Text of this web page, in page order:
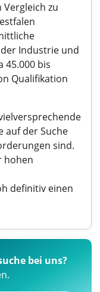
zu
Industrie und
45.000 bis
Qualifikation
auf der Suche
sind.
hohen
definitiv einen
bei uns?